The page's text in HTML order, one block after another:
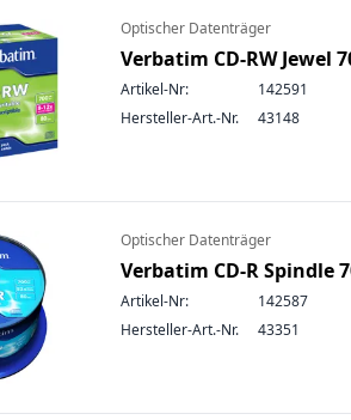
Optischer Datenträger
Verbatim CD-RW Jewel
Artikel-Nr:
142591
Hersteller-Art.-Nr.
43148
Optischer Datenträger
Verbatim CD-R Spindle
Artikel-Nr:
142587
Hersteller-Art.-Nr.
43351